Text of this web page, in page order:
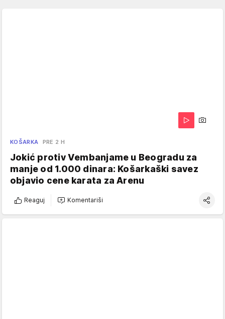
KOŠARKA PRE 2 H
Jokić protiv Vembanjame u Beogradu za
manje od 1.000 dinara: Košarkaški savez
objavio cene karata za Arenu
Reaguj Komentariši